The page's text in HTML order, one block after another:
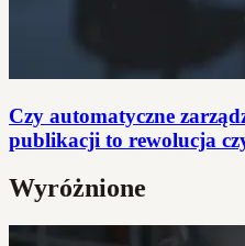
Czy automatyczne
publikacji to rewolucja
Wyróżnione